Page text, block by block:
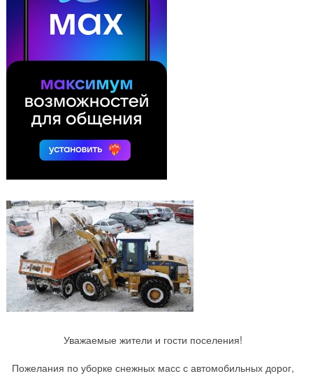
Уважаемые жители и гости поселения!
Пожелания по уборке снежных масс с автомобильных дорог,